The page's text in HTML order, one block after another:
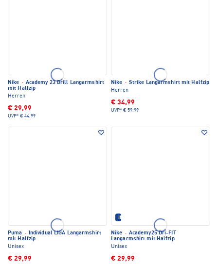
Nike · Academy 23 Drill Langarmshirt
mit Halfzip
Herren
€ 29,99
UVP* € 44,99
Nike · Strike Langarmshirt mit Halfzip
Herren
€ 34,99
UVP* € 59,99
Puma · Individual LIGA Langarmshirt
mit Halfzip
Unisex
€ 29,99
IM SET ERHÄLTLICH
Nike · Academy25 Dri-FIT
Langarmshirt mit Halfzip
Unisex
€ 29,99